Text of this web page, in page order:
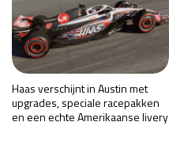
Haas verschijnt in Austin met
upgrades, speciale racepakken
en een echte Amerikaanse livery